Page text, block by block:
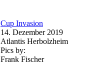
Cup Invasion
14. Dezember 2019
Atlantis Herbolzheim
Pics by:
Frank Fischer